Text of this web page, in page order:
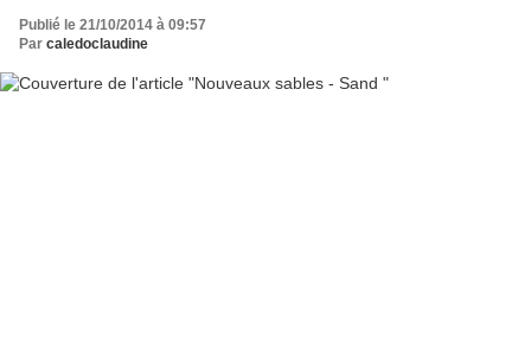
Publié le 21/10/2014 à 09:57
Par caledoclaudine